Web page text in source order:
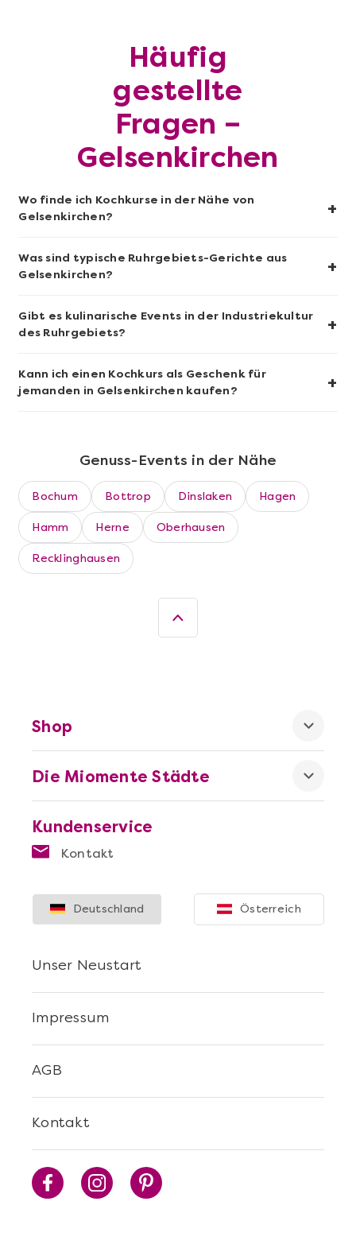
Wein- & Käse-Genuss@Home für 2
Die beste Pizza@Home
Sushi Selber Machen - DIY-Set
Häufig
gestellte
Fragen –
Gelsenkirchen
Wo finde ich Kochkurse in der Nähe von
Gelsenkirchen?
+
Was sind typische Ruhrgebiets-Gerichte aus
Gelsenkirchen?
+
Gibt es kulinarische Events in der Industriekultur
des Ruhrgebiets?
+
Kann ich einen Kochkurs als Geschenk für
jemanden in Gelsenkirchen kaufen?
+
Genuss-Events in der Nähe
Bochum Bottrop Dinslaken Hagen
Hamm Herne Oberhausen
Recklinghausen
Kundenservice
Kontakt
Die Miomente Städte
Shop
Kontakt
AGB
Impressum
Unser Neustart
Deutschland Österreich